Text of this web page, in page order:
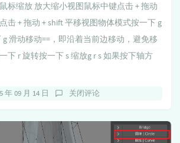
标缩放 放大缩小视图鼠标中键点击 + 拖动
击 + 拖动 + shift 平移视图物体模式按一下 g
g 滑动移动==，即沿着当前边移动，避免移
下 r 旋转按一下 s 缩放g r s 如果按下轴方
年 09 月 14 日 关闭评论